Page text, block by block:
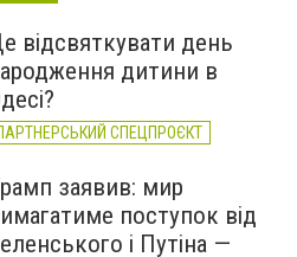
відсвяткувати день
дитини в
СПЕЦПРОЄКТ
заявив: мир
поступок від
і Путіна —